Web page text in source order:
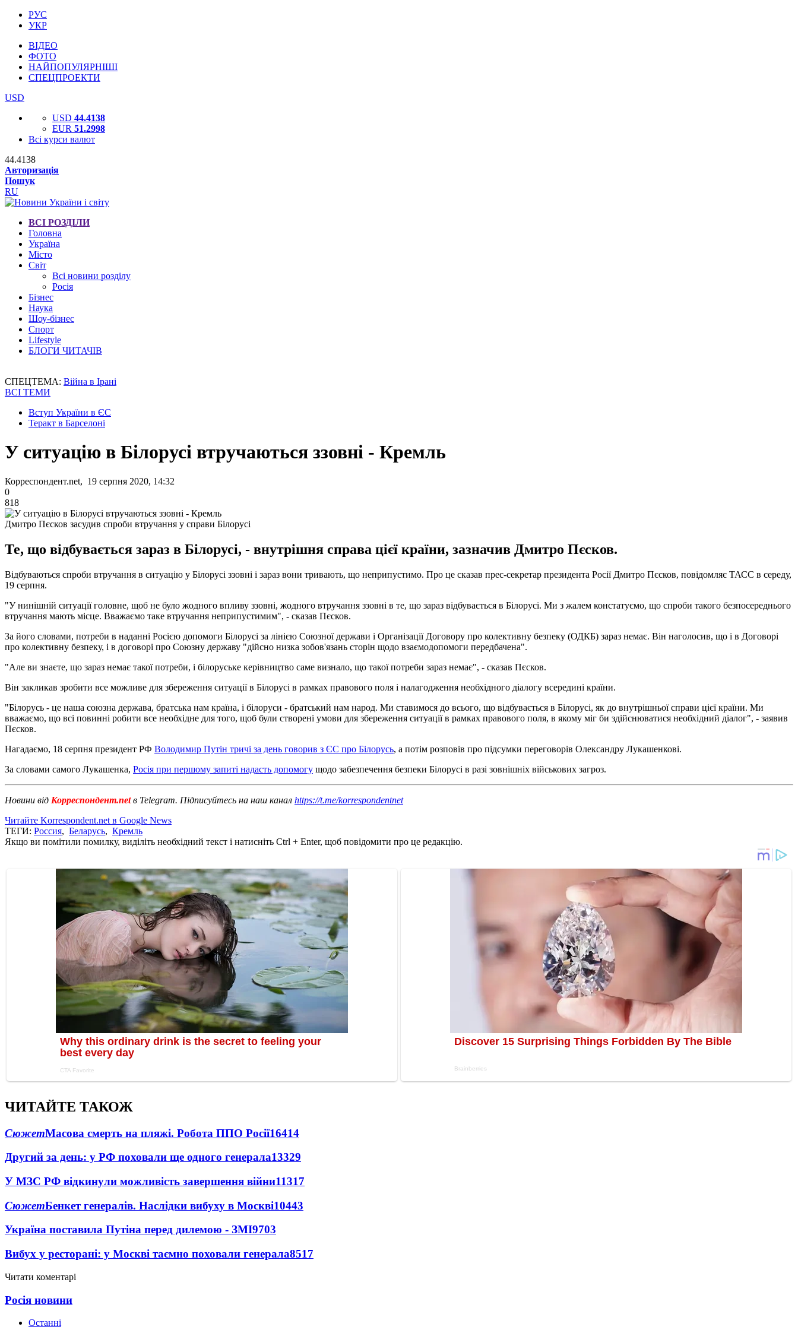
РУС
УКР
ВІДЕО
ФОТО
НАЙПОПУЛЯРНІШІ
СПЕЦПРОЕКТИ
USD
USD 44.4138
EUR 51.2998
Всі курси валют
44.4138
Авторизація
Пошук
RU
ВСІ РОЗДІЛИ
Головна
Україна
Місто
Світ
Всі новини розділу
Росія
Бізнес
Наука
Шоу-бізнес
Спорт
Lifestyle
БЛОГИ ЧИТАЧІВ
СПЕЦТЕМА: Війна в Ірані
ВСІ ТЕМИ
Вступ України в ЄС
Теракт в Барселоні
У ситуацію в Білорусі втручаються ззовні - Кремль
Корреспондент.net, 19 серпня 2020, 14:32
0
818
Дмитро Пєсков засудив спроби втручання у справи Білорусі
Те, що відбувається зараз в Білорусі, - внутрішня справа цієї країни, зазначив Дмитро Пєсков.
Відбуваються спроби втручання в ситуацію у Білорусі ззовні і зараз вони тривають, що неприпустимо. Про це сказав прес-секретар президента Росії Дмитро Пєсков, повідомляє ТАСС в середу,
19 серпня.
"У нинішній ситуації головне, щоб не було жодного впливу ззовні, жодного втручання ззовні в те, що зараз відбувається в Білорусі. Ми з жалем констатуємо, що спроби такого безпосереднього
втручання мають місце. Вважаємо таке втручання неприпустимим", - сказав Пєсков.
За його словами, потреби в наданні Росією допомоги Білорусі за лінією Союзної держави і Організації Договору про колективну безпеку (ОДКБ) зараз немає. Він наголосив, що і в Договорі
про колективну безпеку, і в договорі про Союзну державу "дійсно низка зобов'язань сторін щодо взаємодопомоги передбачена".
"Але ви знаєте, що зараз немає такої потреби, і білоруське керівництво саме визнало, що такої потреби зараз немає", - сказав Пєсков.
Він закликав зробити все можливе для збереження ситуації в Білорусі в рамках правового поля і налагодження необхідного діалогу всередині країни.
"Білорусь - це наша союзна держава, братська нам країна, і білоруси - братський нам народ. Ми ставимося до всього, що відбувається в Білорусі, як до внутрішньої справи цієї країни. Ми
вважаємо, що всі повинні робити все необхідне для того, щоб були створені умови для збереження ситуації в рамках правового поля, в якому міг би здійснюватися необхідний діалог", - заявив
Пєсков.
Нагадаємо, 18 серпня президент РФ Володимир Путін тричі за день говорив з ЄС про Білорусь, а потім розповів про підсумки переговорів Олександру Лукашенкові.
За словами самого Лукашенка, Росія при першому запиті надасть допомогу щодо забезпечення безпеки Білорусі в разі зовнішніх військових загроз.
Новини від Корреспондент.netв Telegram. Підписуйтесь на наш канал https://t.me/korrespondentnet
Читайте Korrespondent.net в Google News
ТЕГИ: Россия, Беларусь, Кремль
Якщо ви помітили помилку, виділіть необхідний текст і натисніть Ctrl + Enter, щоб повідомити про це редакцію.
ЧИТАЙТЕ ТАКОЖ
СюжетМасова смерть на пляжі. Робота ППО Росії16414
Другий за день: у РФ поховали ще одного генерала13329
У МЗС РФ відкинули можливість завершення війни11317
СюжетБенкет генералів. Наслідки вибуху в Москві10443
Україна поставила Путіна перед дилемою - ЗМІ9703
Вибух у ресторані: у Москві таємно поховали генерала8517
Читати коментарі
Росія новини
Останні